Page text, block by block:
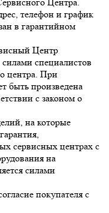
телефон и график
в гарантийном
Центр
специалистов
центра. При
быть произведена
с законом о
на которые
сервисных центрах с
на
силами
покупателя с